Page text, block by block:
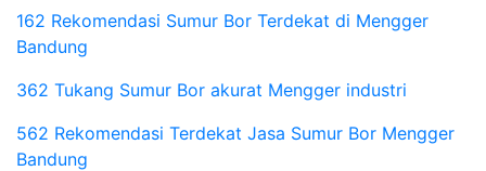
162 Rekomendasi Sumur Bor Terdekat di Mengger
Bandung
362 Tukang Sumur Bor akurat Mengger industri
562 Rekomendasi Terdekat Jasa Sumur Bor Mengger
Bandung